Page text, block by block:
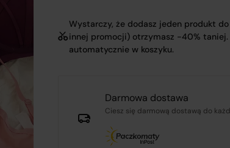
Wystarczy, że dodasz jeden produkt
innej promocji) otrzymasz -40% taniej.
automatycznie w koszyku.
Darmowa dostawa
Ciesz się darmową dostawą do
platformę handlową,
przepisów
jest spółka
na odległość z